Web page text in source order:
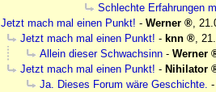
Schlechte Erfahrungen
Jetzt mach mal einen Punkt! - Werner ,
Jetzt mach mal einen Punkt! - knn ,
Allein dieser Schwachsinn - Werner
Jetzt mach mal einen Punkt! - Nihilator
Ja. Dieses Forum wäre Geschichte.